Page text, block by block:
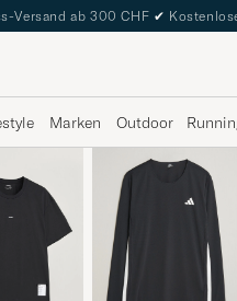
Versand ab 300 CHF ✔
Marken Outdoor